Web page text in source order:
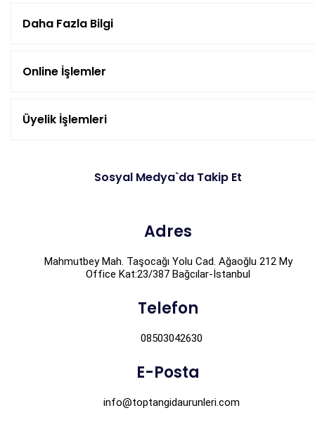
Daha Fazla Bilgi
Online İşlemler
Üyelik İşlemleri
Sosyal Medya`da Takip Et
Adres
Mahmutbey Mah. Taşocağı Yolu Cad. Ağaoğlu 212 My
Office Kat:23/387 Bağcılar-İstanbul
Telefon
08503042630
E-Posta
info@toptangidaurunleri.com